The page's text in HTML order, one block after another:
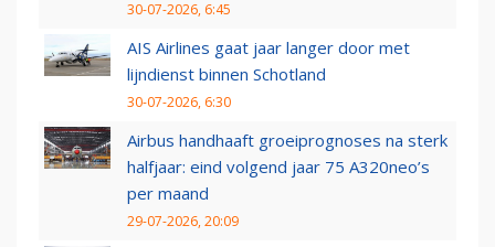
30-07-2026, 6:45
AIS Airlines gaat jaar langer door met
lijndienst binnen Schotland
30-07-2026, 6:30
Airbus handhaaft groeiprognoses na sterk
halfjaar: eind volgend jaar 75 A320neo’s
per maand
29-07-2026, 20:09